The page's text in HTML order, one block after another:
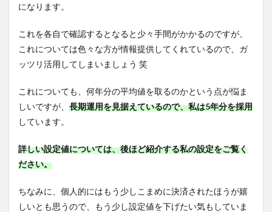
になります。
これを各自で確認するとなると少々手間がかかるのですが、
これについては色々な方が情報提供してくれているので、ガ
ッツリ活用してしまいましょう 笑
これについても、何年分の平均値を取るのかという点が悩ま
しいですが、 長期運用を見据えているので、私は5年分を採用
しています。
詳しい設定値については、後ほど紹介する私の設定をご覧く
ださい。
ちなみに、個人的にはもう少しこまめに決済されたほうが嬉
しいとも思うので、もう少し設定値を下げたい気もしていま